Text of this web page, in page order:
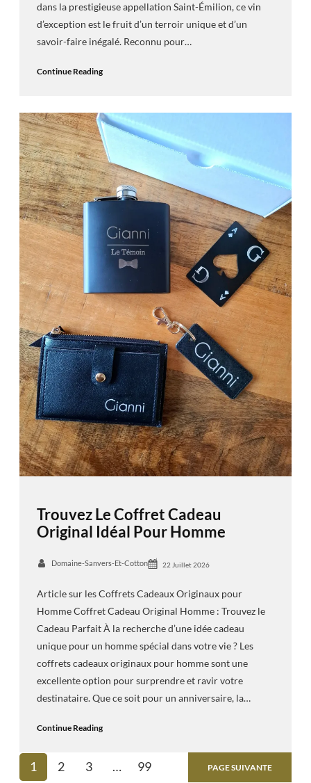
dans la prestigieuse appellation Saint-Émilion, ce vin
d’exception est le fruit d’un terroir unique et d’un
savoir-faire inégalé. Reconnu pour…
Continue Reading
Trouvez Le Coffret Cadeau
Original Idéal Pour Homme
Domaine-Sanvers-Et-Cotton 22 Juillet 2026
Article sur les Coffrets Cadeaux Originaux pour
Homme Coffret Cadeau Original Homme : Trouvez le
Cadeau Parfait À la recherche d’une idée cadeau
unique pour un homme spécial dans votre vie ? Les
coffrets cadeaux originaux pour homme sont une
excellente option pour surprendre et ravir votre
destinataire. Que ce soit pour un anniversaire, la…
Continue Reading
1 2 3 … 99 PAGE SUIVANTE